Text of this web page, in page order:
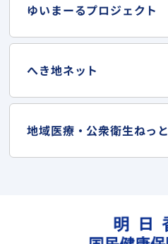
ゆいまーるプロジェクト
へき地ネット
地域医療・ 公衆衛生ねっと